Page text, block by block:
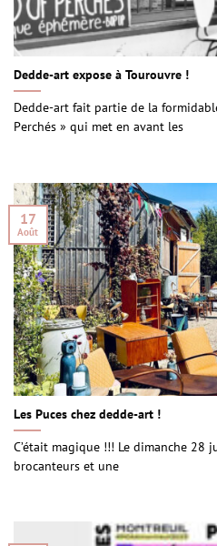
Dedde-art expose à Tourouvre !
Dedde-art fait partie de la
Perchés » qui met en avant les
Les Puces chez dedde-art !
C’était magique !!! Le dimanche
brocanteurs et une
17
Août